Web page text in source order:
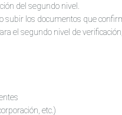
del segundo nivel.
subir los documentos que
el segundo nivel de
etc.)